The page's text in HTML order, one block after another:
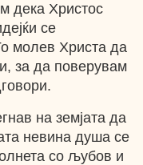
дека Христос
се
молев Христа да
за да поверувам
на земјата да
невина душа се
со љубов и